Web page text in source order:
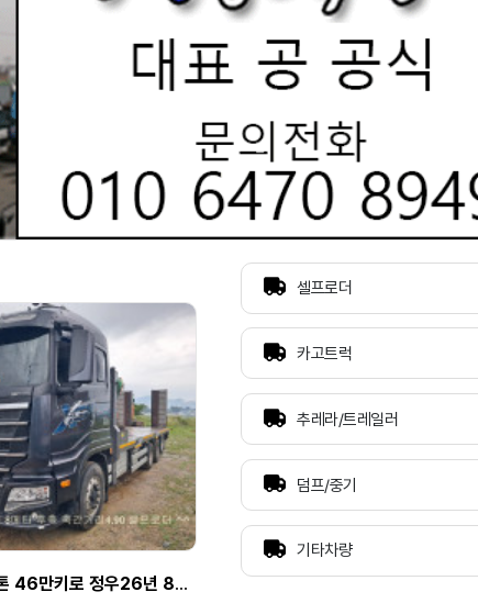
멕센 22년 16톤 46만키로 정우26년 8메타 후축 축간4.90 셀프로더
셀프로더
카고트럭
추레라/트레일러
덤프/중기
기타차량